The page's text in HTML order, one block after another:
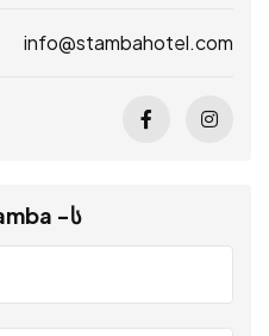
info@stambahotel.com
-ს